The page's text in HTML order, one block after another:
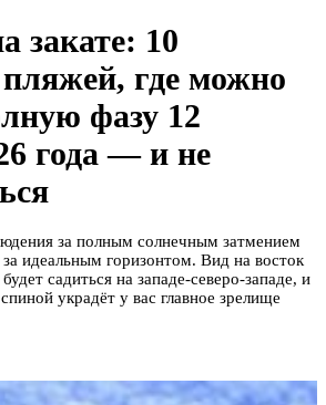
закате: 10
где можно
фазу 12
года — и не
за полным солнечным затмением
идеальным горизонтом. Вид на восток
садиться на западе-северо-западе, и
украдёт у вас главное зрелище